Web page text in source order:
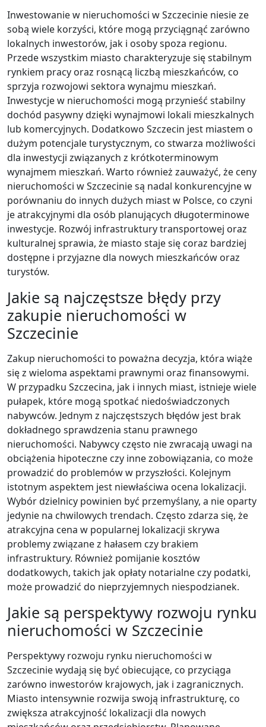
Inwestowanie w nieruchomości w Szczecinie niesie ze
sobą wiele korzyści, które mogą przyciągnąć zarówno
lokalnych inwestorów, jak i osoby spoza regionu.
Przede wszystkim miasto charakteryzuje się stabilnym
rynkiem pracy oraz rosnącą liczbą mieszkańców, co
sprzyja rozwojowi sektora wynajmu mieszkań.
Inwestycje w nieruchomości mogą przynieść stabilny
dochód pasywny dzięki wynajmowi lokali mieszkalnych
lub komercyjnych. Dodatkowo Szczecin jest miastem o
dużym potencjale turystycznym, co stwarza możliwości
dla inwestycji związanych z krótkoterminowym
wynajmem mieszkań. Warto również zauważyć, że ceny
nieruchomości w Szczecinie są nadal konkurencyjne w
porównaniu do innych dużych miast w Polsce, co czyni
je atrakcyjnymi dla osób planujących długoterminowe
inwestycje. Rozwój infrastruktury transportowej oraz
kulturalnej sprawia, że miasto staje się coraz bardziej
dostępne i przyjazne dla nowych mieszkańców oraz
turystów.
Jakie są najczęstsze błędy przy
zakupie nieruchomości w
Szczecinie
Zakup nieruchomości to poważna decyzja, która wiąże
się z wieloma aspektami prawnymi oraz finansowymi.
W przypadku Szczecina, jak i innych miast, istnieje wiele
pułapek, które mogą spotkać niedoświadczonych
nabywców. Jednym z najczęstszych błędów jest brak
dokładnego sprawdzenia stanu prawnego
nieruchomości. Nabywcy często nie zwracają uwagi na
obciążenia hipoteczne czy inne zobowiązania, co może
prowadzić do problemów w przyszłości. Kolejnym
istotnym aspektem jest niewłaściwa ocena lokalizacji.
Wybór dzielnicy powinien być przemyślany, a nie oparty
jedynie na chwilowych trendach. Często zdarza się, że
atrakcyjna cena w popularnej lokalizacji skrywa
problemy związane z hałasem czy brakiem
infrastruktury. Również pomijanie kosztów
dodatkowych, takich jak opłaty notarialne czy podatki,
może prowadzić do nieprzyjemnych niespodzianek.
Jakie są perspektywy rozwoju rynku
nieruchomości w Szczecinie
Perspektywy rozwoju rynku nieruchomości w
Szczecinie wydają się być obiecujące, co przyciąga
zarówno inwestorów krajowych, jak i zagranicznych.
Miasto intensywnie rozwija swoją infrastrukturę, co
zwiększa atrakcyjność lokalizacji dla nowych